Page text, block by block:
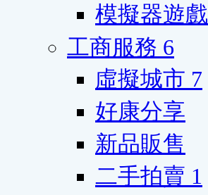
模擬器遊戲
工商服務 6
虛擬城市 7
好康分享
新品販售
二手拍賣 1